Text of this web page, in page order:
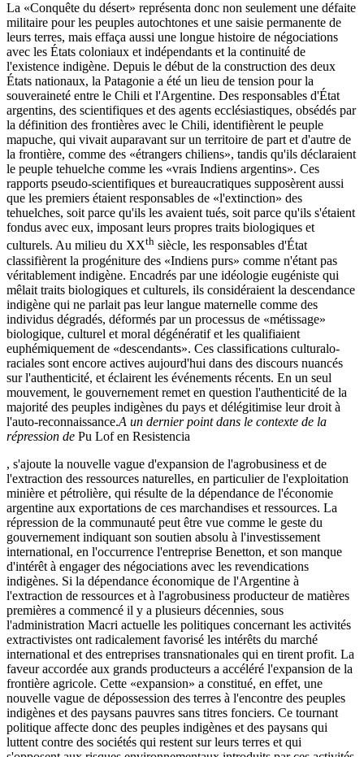
La «Conquête du désert» représenta donc non seulement une défaite
militaire pour les peuples autochtones et une saisie permanente de
leurs terres, mais effaça aussi une longue histoire de négociations
avec les États coloniaux et indépendants et la continuité de
l'existence indigène. Depuis le début de la construction des deux
États nationaux, la Patagonie a été un lieu de tension pour la
souveraineté entre le Chili et l'Argentine. Des responsables d'État
argentins, des scientifiques et des agents ecclésiastiques, obsédés par
la définition des frontières avec le Chili, identifièrent le peuple
mapuche, qui vivait auparavant sur un territoire de part et d'autre de
la frontière, comme des «étrangers chiliens», tandis qu'ils déclaraient
le peuple tehuelche comme les «vrais Indiens argentins». Ces
rapports pseudo-scientifiques et bureaucratiques supposèrent aussi
que les premiers étaient responsables de «l'extinction» des
tehuelches, soit parce qu'ils les avaient tués, soit parce qu'ils s'étaient
fondus avec eux, imposant leurs propres traits biologiques et
culturels. Au milieu du XXth siècle, les responsables d'État
classifièrent la progéniture des «Indiens purs» comme n'étant pas
véritablement indigène. Encadrés par une idéologie eugéniste qui
mêlait traits biologiques et culturels, ils considéraient la descendance
indigène qui ne parlait pas leur langue maternelle comme des
individus dégradés, déformés par un processus de «métissage»
biologique, culturel et moral dégénératif et les qualifiaient
euphémiquement de «descendants». Ces classifications culturalo-
raciales sont encore actives aujourd'hui dans des discours nuancés
sur l'authenticité, et éclairent les événements récents. En un seul
mouvement, le gouvernement remet en question l'authenticité de la
majorité des peuples indigènes du pays et délégitimise leur droit à
l'auto-reconnaissance.A un dernier point dans le contexte de la
répression de Pu Lof en Resistencia
, s'ajoute la nouvelle vague d'expansion de l'agrobusiness et de
l'extraction des ressources naturelles, en particulier de l'exploitation
minière et pétrolière, qui résulte de la dépendance de l'économie
argentine aux exportations de ces marchandises et ressources. La
répression de la communauté peut être vue comme le geste du
gouvernement indiquant son soutien absolu à l'investissement
international, en l'occurrence l'entreprise Benetton, et son manque
d'intérêt à engager des négociations avec les revendications
indigènes. Si la dépendance économique de l'Argentine à
l'extraction de ressources et à l'agrobusiness producteur de matières
premières a commencé il y a plusieurs décennies, sous
l'administration Macri actuelle les politiques concernant les activités
extractivistes ont radicalement favorisé les intérêts du marché
international et des entreprises transnationales qui en tirent profit. La
faveur accordée aux grands producteurs a accéléré l'expansion de la
frontière agricole. Cette «expansion» a constitué, en effet, une
nouvelle vague de dépossession des terres à l'encontre des peuples
indigènes et des paysans pauvres sans titres fonciers. Ce tournant
politique affecte donc des peuples indigènes et des paysans qui
luttent contre des sociétés qui restent sur leurs terres et qui